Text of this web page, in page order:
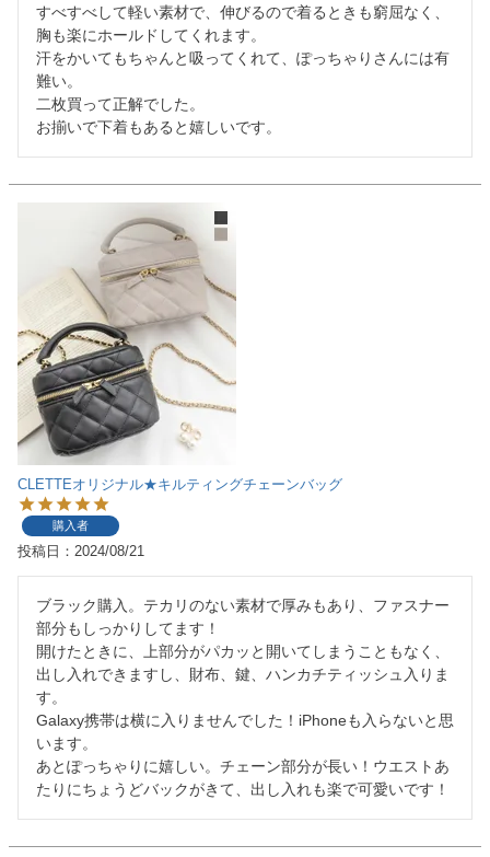
すべすべして軽い素材で、伸びるので着るときも窮屈なく、
胸も楽にホールドしてくれます。
汗をかいてもちゃんと吸ってくれて、ぽっちゃりさんには有
難い。
二枚買って正解でした。
お揃いで下着もあると嬉しいです。
CLETTEオリジナル★キルティングチェーンバッグ
購入者
投稿日 2024/08/21
ブラック購入。テカリのない素材で厚みもあり、ファスナー
部分もしっかりしてます！
開けたときに、上部分がパカッと開いてしまうこともなく、
出し入れできますし、財布、鍵、ハンカチティッシュ入りま
す。
Galaxy携帯は横に入りませんでした！iPhoneも入らないと思
います。
あとぽっちゃりに嬉しい。チェーン部分が長い！ウエストあ
たりにちょうどバックがきて、出し入れも楽で可愛いです！